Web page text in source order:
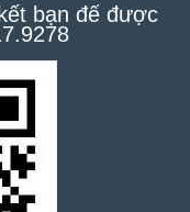
bạn để được